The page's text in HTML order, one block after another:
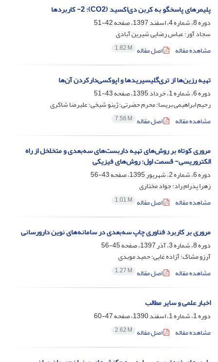
پلیمرهای پاسخگو به کربن دی‌اکسید (CO2): 2- کاربردها
دوره 8، شماره 4، اسفند 1397، صفحه
42-51
سجاد آور؛ عباس رضایی شیرین آبادی
مشاهده مقاله
اصل مقاله 1.82 M
تهیه رزین‌‌ها از تری‌گلیسیریدها و اپوکسی‌دار‌کردن آن‌ها
دوره 6، شماره 1، خرداد 1395، صفحه
43-51
رحیم ابراهیمی بریسا؛ محرم حضرتی؛ ژینو شیخی؛ علیرضا شاکری
مشاهده مقاله
اصل مقاله 7.56 M
مروری کوتاه بر روش‌های تهیه داربست‌های سه‌بعدی و متخلخل از راه
الکتروریسی- قسمت اول: روش‌های فیزیکی
دوره 6، شماره 2، شهریور 1395، صفحه
43-56
زهرا پدرام راد؛ جواد مختاری
مشاهده مقاله
اصل مقاله 1.01 M
مروری بر کاربرد فناوری چاپ سه‌بعدی در سامانه‌های نوین دارورسانی
دوره 8، شماره 3، آذر 1397، صفحه
45-56
آرزو مشاک؛ آزاده غایی؛ حمید موبدی
مشاهده مقاله
اصل مقاله 1.27 M
اخبار علمی و سایر مطالب
دوره 1، شماره 1، اسفند 1390، صفحه
47-60
مشاهده مقاله
اصل مقاله 2.62 M